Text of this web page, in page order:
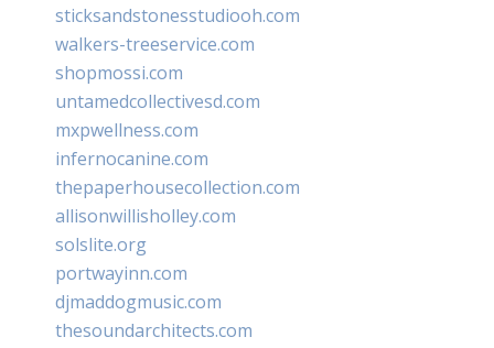
sticksandstonesstudiooh.com
walkers-treeservice.com
shopmossi.com
untamedcollectivesd.com
mxpwellness.com
infernocanine.com
thepaperhousecollection.com
allisonwillisholley.com
solslite.org
portwayinn.com
djmaddogmusic.com
thesoundarchitects.com